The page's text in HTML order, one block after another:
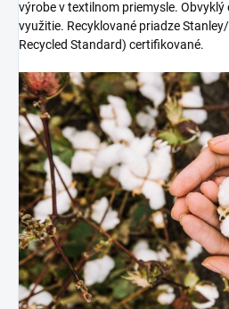
výrobe v textilnom priemysle.
využitie. Recyklované priadze
Recycled Standard) certifikované.